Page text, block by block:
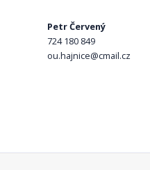
Petr Červený
724 180 849
ou.hajnice@cmail.cz